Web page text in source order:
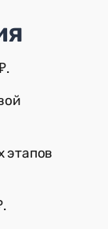
этапов